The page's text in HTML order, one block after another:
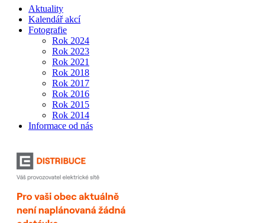
Aktuality
Kalendář akcí
Fotografie
Rok 2024
Rok 2023
Rok 2021
Rok 2018
Rok 2017
Rok 2016
Rok 2015
Rok 2014
Informace od nás